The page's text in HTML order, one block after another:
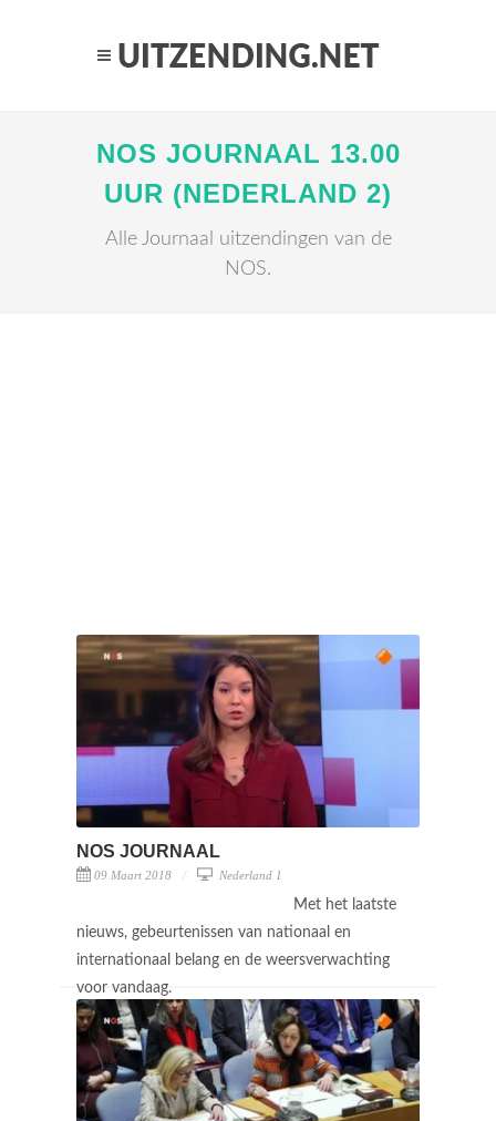
NOS JOURNAAL 13.00
UUR (NEDERLAND 2)
Alle Journaal uitzendingen van de
NOS.
NOS JOURNAAL
09 Maart 2018 Nederland 1
Met het laatste
nieuws, gebeurtenissen van nationaal en
internationaal belang en de weersverwachting
voor vandaag.